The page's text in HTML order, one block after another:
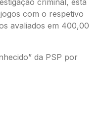
criminal, esta
com o respetivo
avaliados em 400,00
da PSP por